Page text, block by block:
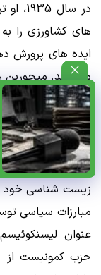
در
های کشاورزی را
ایده های پرورش
می دهد. میچورین
از طریق
شباهتی با ایده
های قبل ذکر آن
زمان درگذشت،
زیست شناسی خود
مبارزات سیاسی
عنوان
حزب کمونیست از